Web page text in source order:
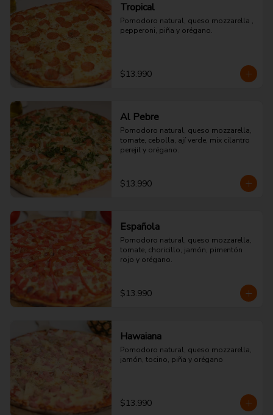
Tropical
Pomodoro natural, queso mozzarella ,
pepperoni, piña y orégano.
$13.990
Al Pebre
Pomodoro natural, queso mozzarella,
tomate, cebolla, ají verde, mix cilantro
perejil y orégano.
$13.990
Española
Pomodoro natural, queso mozzarella,
tomate, choricillo, jamón, pimentón
rojo y orégano.
$13.990
Hawaiana
Pomodoro natural, queso mozzarella,
jamón, tocino, piña y orégano
$13.990